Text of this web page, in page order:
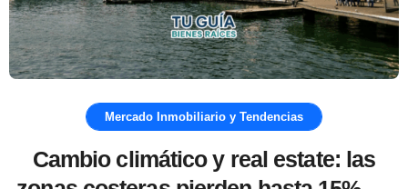
Mercado Inmobiliario y Tendencias
Cambio climático y real estate: las